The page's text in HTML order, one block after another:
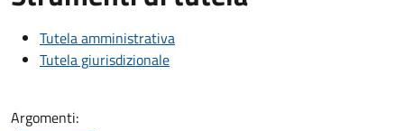
Tutela amministrativa
Tutela giurisdizionale
Argomenti: